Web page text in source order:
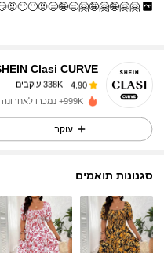
Clasi CURVE
4.90 338K עוקבים
338K עוקבים
4.90 338K עוקבים
999K+ נמכרו לאחרונה
עוקב
סגנונות תואמים